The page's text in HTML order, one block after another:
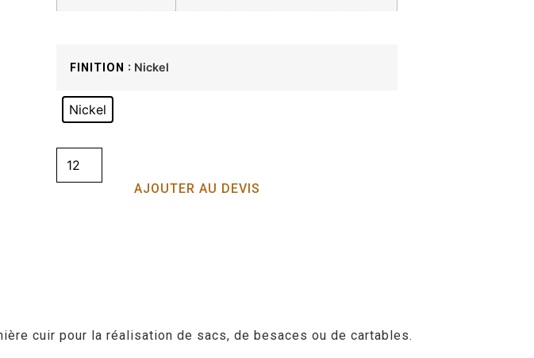
FINITION : Nickel
Nickel
AJOUTER AU DEVIS
cuir pour la réalisation de sacs, de besaces ou de cartables.